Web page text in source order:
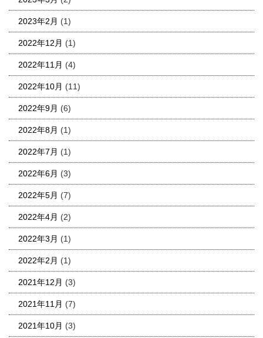
2023年2月 (1)
2022年12月 (1)
2022年11月 (4)
2022年10月 (11)
2022年9月 (6)
2022年8月 (1)
2022年7月 (1)
2022年6月 (3)
2022年5月 (7)
2022年4月 (2)
2022年3月 (1)
2022年2月 (1)
2021年12月 (3)
2021年11月 (7)
2021年10月 (3)